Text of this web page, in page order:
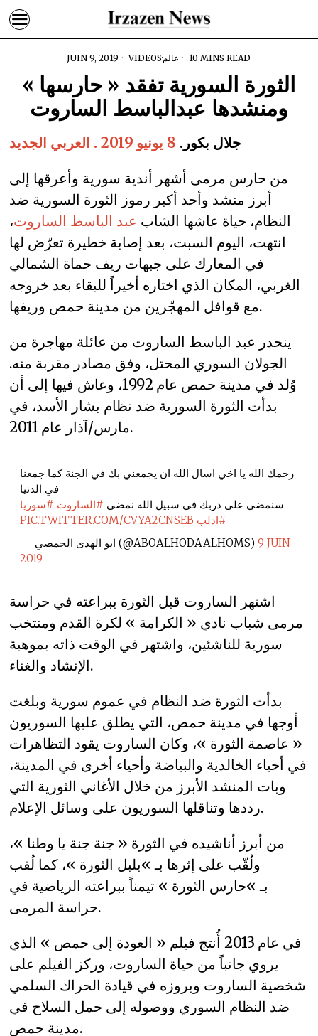
JUIN 9, 2019 VIDEOS·عالم 10 MINS READ
الثورة السورية تفقد « حارسها »
ومنشدها عبدالباسط الساروت
جلال بكور. 8 يونيو 2019 . العربي الجديد
من حارس مرمى أشهر أندية سورية وأعرقها إلى
أبرز منشد وأحد أكبر رموز الثورة السورية ضد
النظام، حياة عاشها الشاب عبد الباسط الساروت،
انتهت، اليوم السبت، بعد إصابة خطيرة تعرّض لها
في المعارك على جبهات ريف حماة الشمالي
الغربي، المكان الذي اختاره أخيراً للبقاء بعد خروجه
مع قوافل المهجّرين من مدينة حمص وريفها.
ينحدر عبد الباسط الساروت من عائلة مهاجرة من
الجولان السوري المحتل، وفق مصادر مقربة منه.
وُلد في مدينة حمص عام 1992، وعاش فيها إلى أن
بدأت الثورة السورية ضد نظام بشار الأسد، في
مارس/آذار عام 2011.
رحمك الله يا اخي اسال الله ان يجمعني بك في الجنة كما جمعنا
في الدنيا
سنمضي على دربك في سبيل الله نمضي #الساروت #سوريا
#ادلب PIC.TWITTER.COM/CVYA2CNSEB
— ابو الهدى الحمصي (@ABOALHODAALHOMS)9 JUIN
2019
اشتهر الساروت قبل الثورة ببراعته في حراسة
مرمى شباب نادي « الكرامة » لكرة القدم ومنتخب
سورية للناشئين، واشتهر في الوقت ذاته بموهبة
الإنشاد والغناء.
بدأت الثورة ضد النظام في عموم سورية وبلغت
أوجها في مدينة حمص، التي يطلق عليها السوريون
« عاصمة الثورة »، وكان الساروت يقود التظاهرات
في أحياء الخالدية والبياضة وأحياء أخرى في المدينة،
وبات المنشد الأبرز من خلال الأغاني الثورية التي
رددها وتناقلها السوريون على وسائل الإعلام.
من أبرز أناشيده في الثورة « جنة جنة يا وطنا »،
ولُقّب على إثرها بـ »بلبل الثورة »، كما لُقب
بـ »حارس الثورة » تيمناً ببراعته الرياضية في
حراسة المرمى.
في عام 2013 أُنتج فيلم « العودة إلى حمص » الذي
يروي جانباً من حياة الساروت، وركز الفيلم على
شخصية الساروت وبروزه في قيادة الحراك السلمي
ضد النظام السوري ووصوله إلى حمل السلاح في
مدينة حمص.